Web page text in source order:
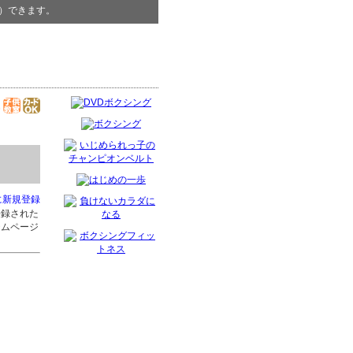
できます。
新規登録
録された
ページ